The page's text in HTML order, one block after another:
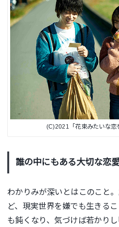
(C)2021「花束みたいな恋
誰の中にもある大切な恋
わかりみが深いとはこのこと
ど、現実世界を嫌でも生きる
も鈍くなり、気づけば若かり